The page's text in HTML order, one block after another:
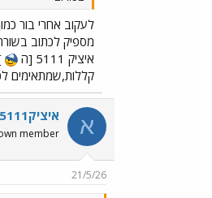
לעקוב אחרי בור
מספיק לכתוב
איציק 5111 [ה
קללות,שמתאימים
א איציק5111
member
21/5/26